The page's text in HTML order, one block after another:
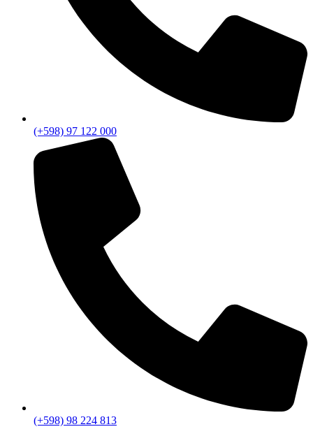
(+598) 97 122 000
(+598) 98 224 813